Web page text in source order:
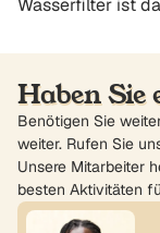
Wasserfilter ist
Haben Sie
Benötigen Sie
weiter. Rufen Sie
Unsere Mitarbeiter
besten Aktivitäten